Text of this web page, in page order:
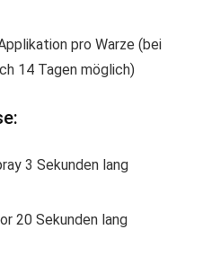
pro Warze (bei
14 Tagen möglich)
3 Sekunden lang
20 Sekunden lang